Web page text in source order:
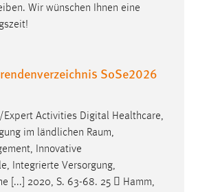
Wir wünschen Ihnen eine
SoSe2026
Expert Activities Digital Healthcare,
im ländlichen Raum,
Innovative
Integrierte Versorgung,
[...] 2020, S. 63-68. 25  Hamm,